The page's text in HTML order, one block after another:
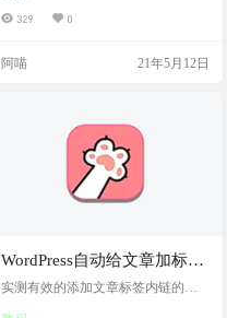
329 0
阿喵 21年5月12日
WordPress自动给文章加标签
链接tag
实测有效的添加文章标签内链的方